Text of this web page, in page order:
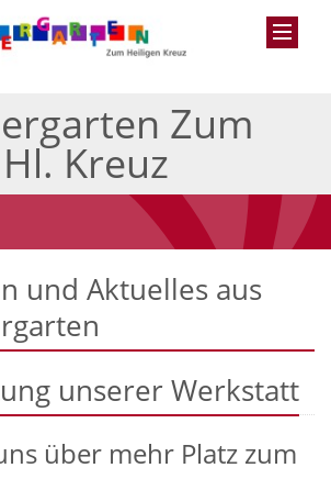
Zum
Hl. Kreuz
und Aktuelles aus
unserer Werkstatt
über mehr Platz zum